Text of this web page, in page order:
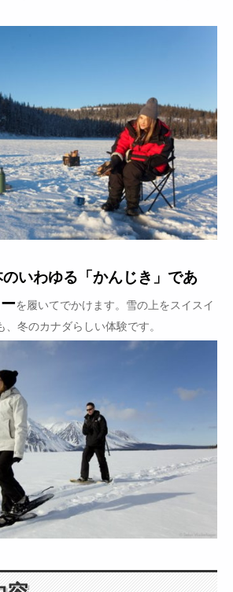
のいわゆる「かんじき」であ
を履いてでかけます。雪の上をスイスイ
冬のカナダらしい体験です。